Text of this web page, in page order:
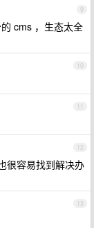
9
cms ，生态太全
10
11
12
很容易找到解决办
13